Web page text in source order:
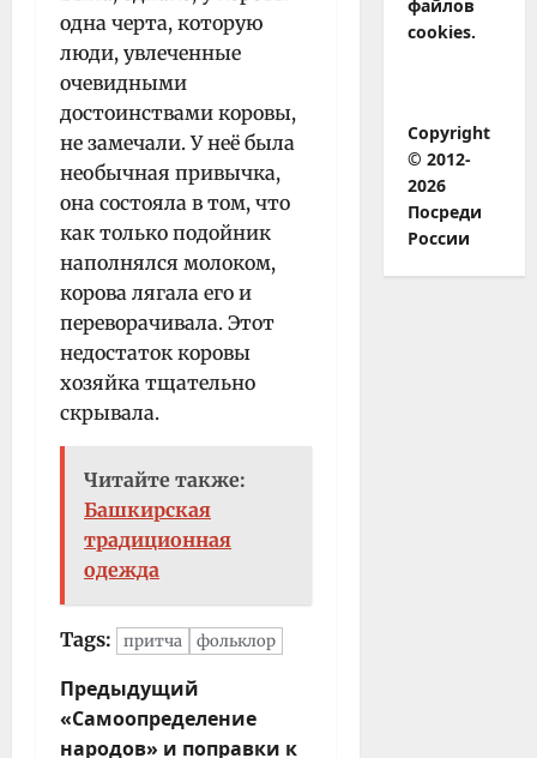
одна черта, которую
люди, увлеченные
очевидными
достоинствами коровы,
не замечали. У неё была
необычная привычка,
она состояла в том, что
как только подойник
наполнялся молоком,
корова лягала его и
переворачивала. Этот
недостаток коровы
хозяйка тщательно
скрывала.
Читайте также:
Башкирская
традиционная
одежда
Tags: притча фольклор
Н
а
в
Предыдущий
«Самоопределение
народов» и поправки к
файлов
cookies.
Copyright
© 2012-
2026
Посреди
России